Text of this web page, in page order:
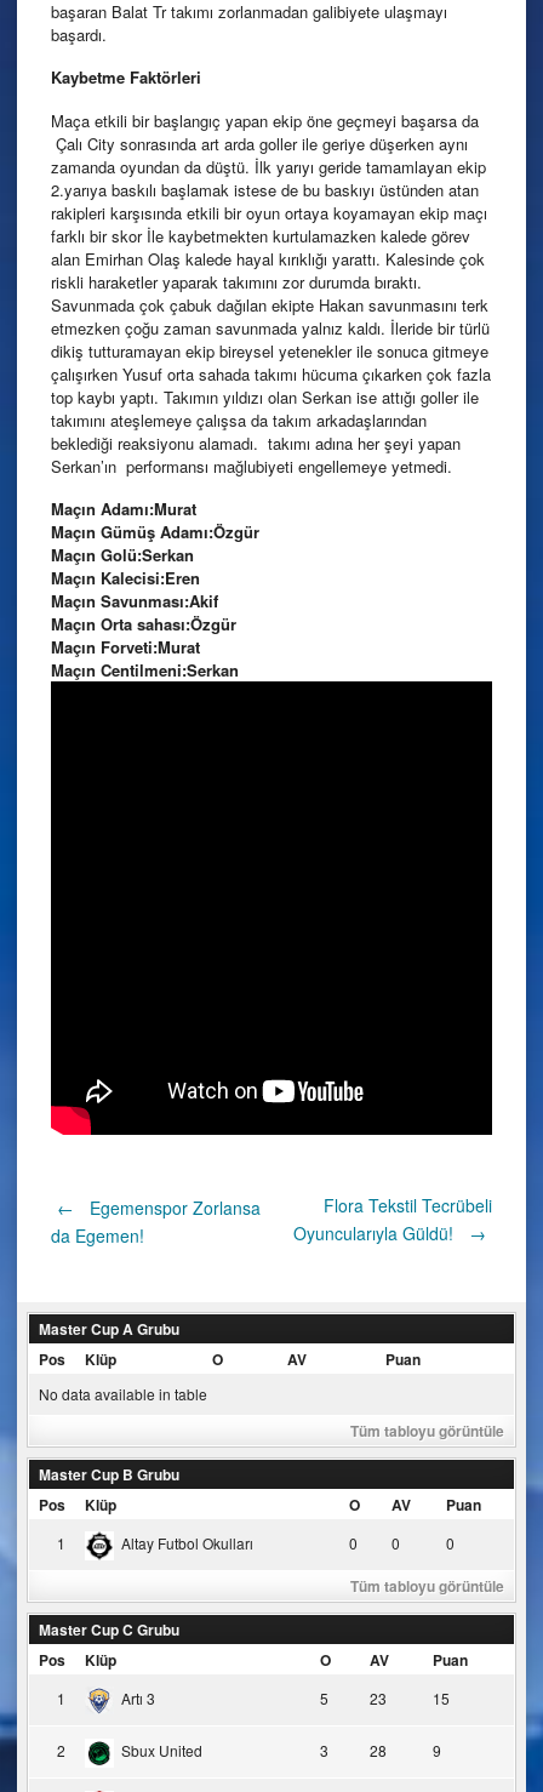
başaran Balat Tr takımı zorlanmadan galibiyete ulaşmayı
başardı.
Kaybetme Faktörleri
Maça etkili bir başlangıç yapan ekip öne geçmeyi başarsa da
Çalı City sonrasında art arda goller ile geriye düşerken aynı
zamanda oyundan da düştü. İlk yarıyı geride tamamlayan ekip
2.yarıya baskılı başlamak istese de bu baskıyı üstünden atan
rakipleri karşısında etkili bir oyun ortaya koyamayan ekip maçı
farklı bir skor İle kaybetmekten kurtulamazken kalede görev
alan Emirhan Olaş kalede hayal kırıklığı yarattı. Kalesinde çok
riskli haraketler yaparak takımını zor durumda bıraktı.
Savunmada çok çabuk dağılan ekipte Hakan savunmasını terk
etmezken çoğu zaman savunmada yalnız kaldı. İleride bir türlü
dikiş tutturamayan ekip bireysel yetenekler ile sonuca gitmeye
çalışırken Yusuf orta sahada takımı hücuma çıkarken çok fazla
top kaybı yaptı. Takımın yıldızı olan Serkan ise attığı goller ile
takımını ateşlemeye çalışsa da takım arkadaşlarından
beklediği reaksiyonu alamadı. takımı adına her şeyi yapan
Serkan’ın performansı mağlubiyeti engellemeye yetmedi.
Maçın Adamı:Murat
Maçın Gümüş Adamı:Özgür
Maçın Golü:Serkan
Maçın Kalecisi:Eren
Maçın Savunması:Akif
Maçın Orta sahası:Özgür
Maçın Forveti:Murat
Maçın Centilmeni:Serkan
Post
←
Egemenspor Zorlansa
da Egemen!
Flora Tekstil Tecrübeli
Oyuncularıyla Güldü!
→
Master Cup A Grubu
Pos
Klüp O AV Puan
No data available in table
Tüm tabloyu görüntüle
Master Cup B Grubu
Pos
Klüp O AV Puan
1 Altay Futbol Okulları 0 0 0
Tüm tabloyu görüntüle
Master Cup C Grubu
Pos
Klüp O AV Puan
1 Artı 3 5 23 15
2 Sbux United 3 28 9